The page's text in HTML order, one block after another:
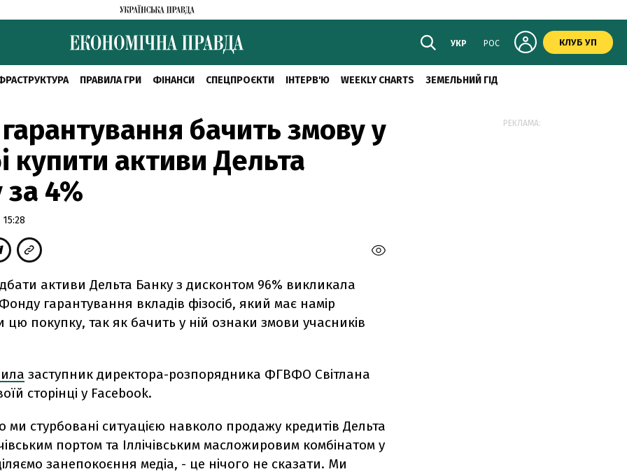
УКР РОС КЛУБ УП
ПРАВИЛА ГРИ ФІНАНСИ СПЕЦПРОЄКТИ ІНТЕРВ'Ю WEEKLY CHARTS ЗЕМЕЛЬНИЙ ГІД
бачить змову у
купити активи Дельта
4%
активи Дельта Банку з дисконтом 96% викликала
гарантування вкладів фізосіб, який має намір
цю покупку, так як бачить у ній ознаки змови учасників
заступник директора-розпорядника ФГВФО Світлана
сторінці у Facebook.
ми стурбовані ситуацією навколо продажу кредитів Дельта
портом та Іллічівським масложировим комбінатом у
занепокоєння медіа, - це нічого не сказати. Ми
РЕКЛАМА: